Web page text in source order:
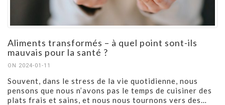
Aliments transformés – à quel point sont-ils
mauvais pour la santé ?
ON 2024-01-11
Souvent, dans le stress de la vie quotidienne, nous
pensons que nous n’avons pas le temps de cuisiner des
plats frais et sains, et nous nous tournons vers des…